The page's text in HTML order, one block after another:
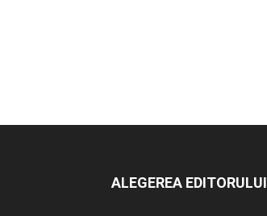
ALEGEREA EDITORULUI